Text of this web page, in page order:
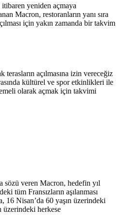
yeniden açmaya
Macron, restoranların yanı sıra
için yakın zamanda bir takvim
açılmasına izin vereceğiz
kültürel ve spor etkinlikleri ile
olarak açmak için takvimi
sözü veren Macron, hedefin yıl
tüm Fransızların aşılanması
16 Nisan’da 60 yaşın üzerindeki
üzerindeki herkese